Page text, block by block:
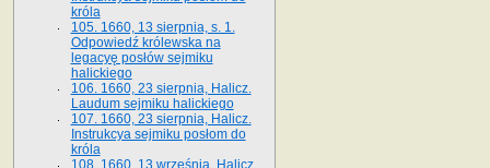
króla
105. 1660, 13 sierpnia, s. 1.
Odpowiedź królewska na
legacyę posłów sejmiku
halickiego
106. 1660, 23 sierpnia, Halicz.
Laudum sejmiku halickiego
107. 1660, 23 sierpnia, Halicz.
Instrukcya sejmiku posłom do
króla
108. 1660, 13 września, Halicz.